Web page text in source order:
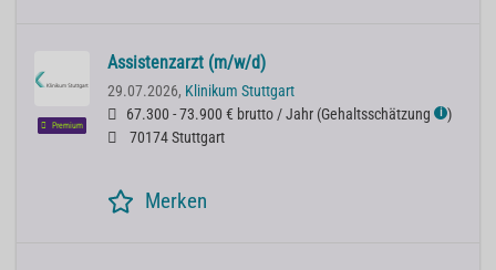
Premium
Assistenzarzt (m/w/d)
29.07.2026, Klinikum Stuttgart
67.300 - 73.900 € brutto / Jahr (Gehaltsschätzung ℹ )
70174 Stuttgart
Merken